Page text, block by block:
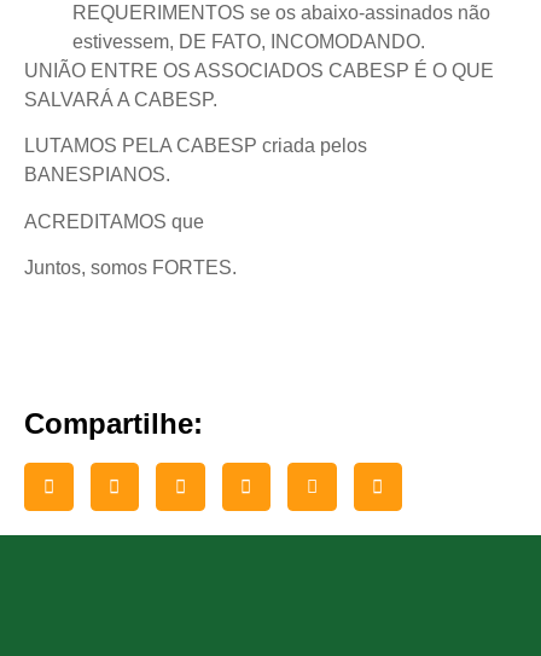
REQUERIMENTOS se os abaixo-assinados não
estivessem, DE FATO, INCOMODANDO.
UNIÃO ENTRE OS ASSOCIADOS CABESP É O QUE
SALVARÁ A CABESP.
LUTAMOS PELA CABESP criada pelos
BANESPIANOS.
ACREDITAMOS que
Juntos, somos FORTES.
Compartilhe: